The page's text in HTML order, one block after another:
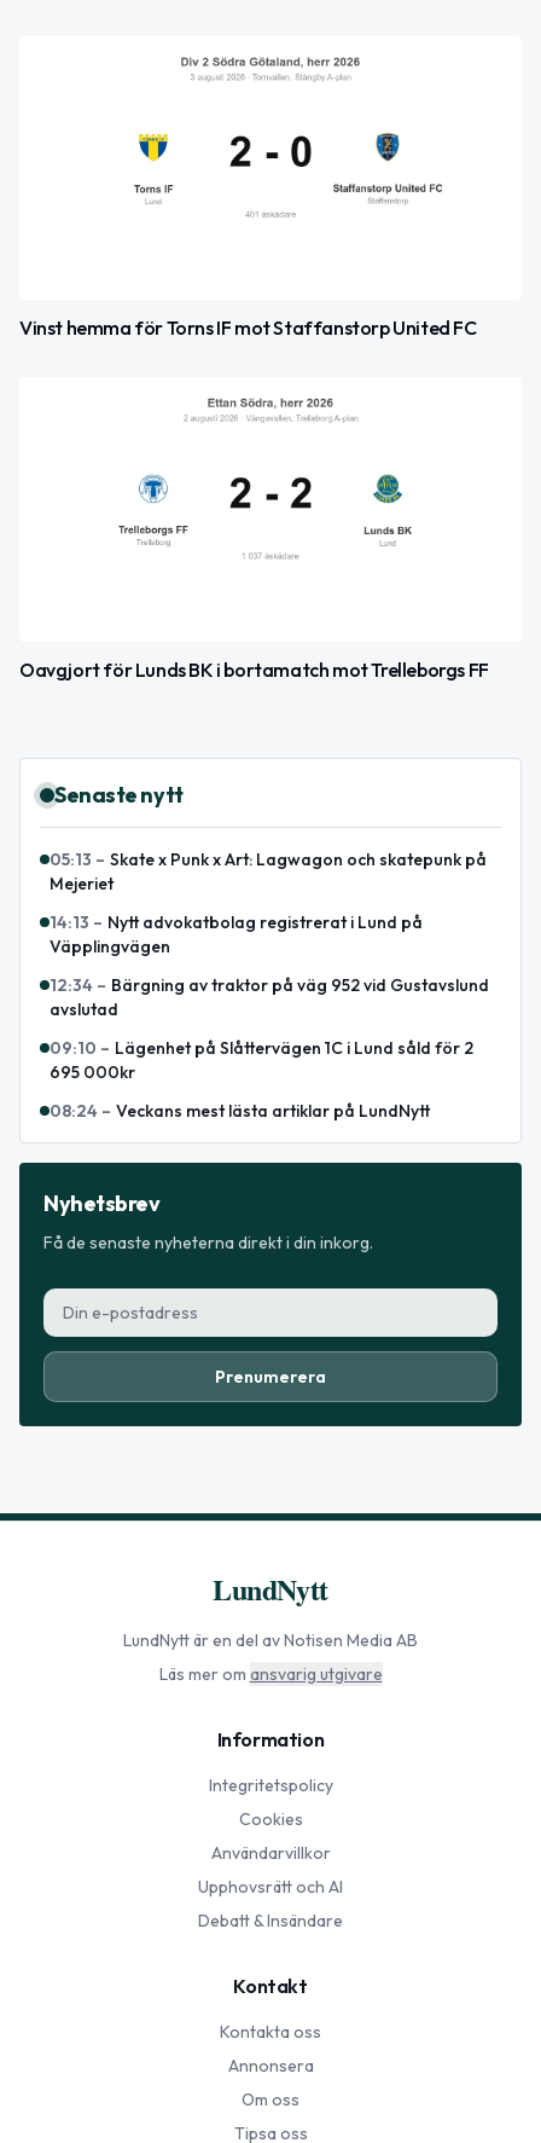
Vinst hemma för Torns IF mot Staffanstorp United FC
Oavgjort för Lunds BK i bortamatch mot Trelleborgs FF
Senaste nytt
05:13 – Skate x Punk x Art: Lagwagon och skatepunk på
Mejeriet
14:13 – Nytt advokatbolag registrerat i Lund på
Väpplingvägen
12:34 – Bärgning av traktor på väg 952 vid Gustavslund
avslutad
09:10 – Lägenhet på Slåttervägen 1C i Lund såld för 2
695 000kr
08:24 – Veckans mest lästa artiklar på LundNytt
Nyhetsbrev
Få de senaste nyheterna direkt i din inkorg.
Prenumerera
LundNytt
LundNyttär en del av Notisen Media AB
Läs mer om ansvarig utgivare
Information
Integritetspolicy
Cookies
Användarvillkor
Upphovsrätt och AI
Debatt & Insändare
Kontakt
Kontakta oss
Annonsera
Om oss
Tipsa oss